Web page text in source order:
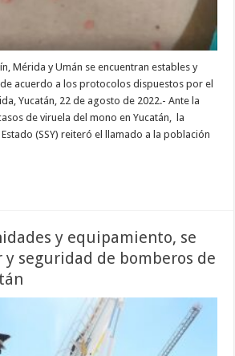
Mérida y Umán se encuentran estables y
acuerdo a los protocolos dispuestos por el
Yucatán, 22 de agosto de 2022.- Ante la
de viruela del mono en Yucatán, la
(SSY) reiteró el llamado a la población
y equipamiento, se
seguridad de bomberos de